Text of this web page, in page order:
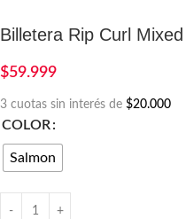
Billetera Rip Curl Mixed
$59.999
3 cuotas sin interés de $20.000
COLOR
Salmon